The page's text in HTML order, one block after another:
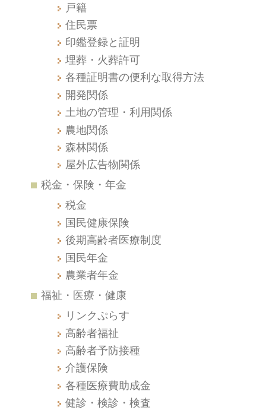
戸籍
住民票
印鑑登録と証明
埋葬・火葬許可
各種証明書の便利な取得方法
開発関係
土地の管理・利用関係
農地関係
森林関係
屋外広告物関係
税金・保険・年金
税金
国民健康保険
後期高齢者医療制度
国民年金
農業者年金
福祉・医療・健康
リンクぷらす
高齢者福祉
高齢者予防接種
介護保険
各種医療費助成金
健診・検診・検査